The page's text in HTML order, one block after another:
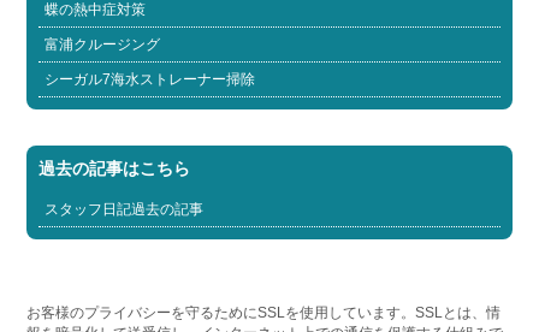
蝶の熱中症対策
富浦クルージング
シーガル7海水ストレーナー掃除
過去の記事はこちら
スタッフ日記過去の記事
お客様のプライバシーを守るためにSSLを使用しています。SSLとは、情